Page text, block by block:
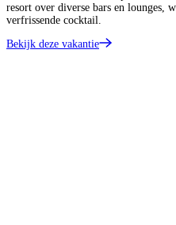
resort over diverse bars en lounges,
verfrissende cocktail.
Bekijk deze vakantie